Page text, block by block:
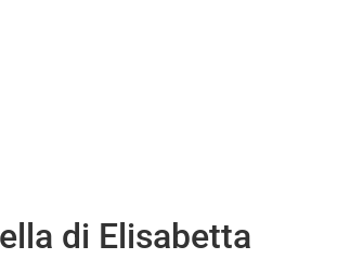
di Elisabetta